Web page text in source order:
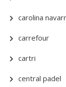
carolina
carrefour
cartri
central padel